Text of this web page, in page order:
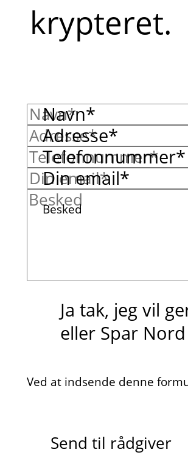
krypteret.
Navn*
Adresse*
Telefonnummer*
Din email*
Besked
Ja tak, jeg vil
eller Spar
Ved at indsende denne
Send til rådgiver